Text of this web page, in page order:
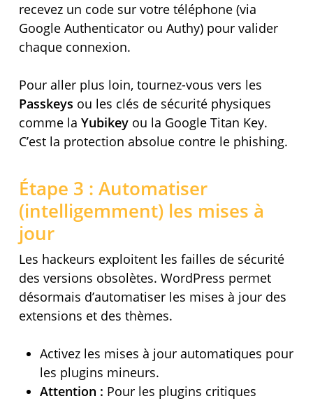
recevez un code sur votre téléphone (via
Google Authenticator ou Authy) pour valider
chaque connexion.
Pour aller plus loin, tournez-vous vers les
Passkeys ou les clés de sécurité physiques
comme la Yubikeyou la Google Titan Key.
C’est la protection absolue contre le phishing.
Étape 3 : Automatiser
(intelligemment) les mises à
jour
Les hackeurs exploitent les failles de sécurité
des versions obsolètes. WordPress permet
désormais d’automatiser les mises à jour des
extensions et des thèmes.
Activez les mises à jour automatiques pour
les plugins mineurs.
Attention : Pour les plugins critiques